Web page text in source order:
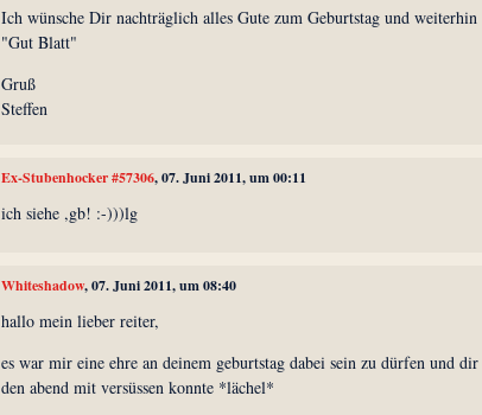
Ich wünsche Dir nachträglich alles Gute zum Geburtstag und weiterhin
"Gut Blatt"
Gruß
Steffen
Ex-Stubenhocker #57306, 07. Juni 2011, um 00:11
ich siehe ,gb! :-)))lg
Whiteshadow, 07. Juni 2011, um 08:40
hallo mein lieber reiter,
es war mir eine ehre an deinem geburtstag dabei sein zu dürfen und dir
den abend mit versüssen konnte *lächel*